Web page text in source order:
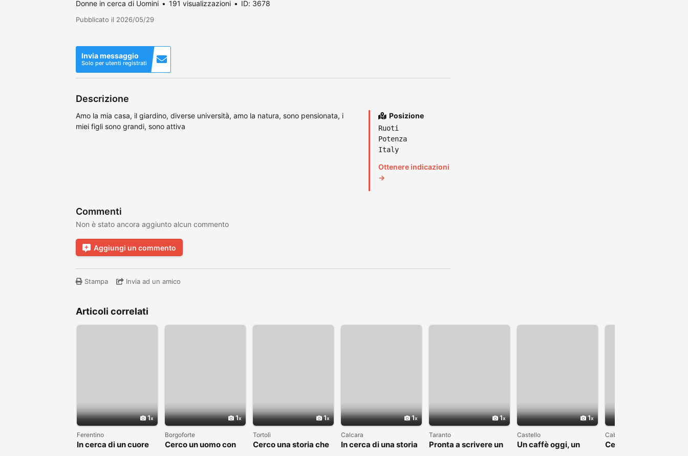
Donne in cerca di Uomini 191 visualizzazioni ID: 3678
Pubblicato il 2026/05/29
Invia messaggio
Solo per utenti registrati
Descrizione
Amo la mia casa, il giardino, diverse università, amo la natura, sono pensionata, i
miei figli sono grandi, sono attiva
Posizione
Ruoti
Potenza
Italy
Ottenere indicazioni
→
Commenti
Non è stato ancora aggiunto alcun commento
Aggiungi un commento
Stampa Invia ad un amico
Articoli correlati
1
Ferentino
In cerca di un cuore
1
Borgoforte
Cerco un uomo con
1
Tortolì
Cerco una storia che
1
Calcara
In cerca di una storia
1
Taranto
Pronta a scrivere un
1
Castello
Un caffè oggi, un
Cabras
Cerco una bella